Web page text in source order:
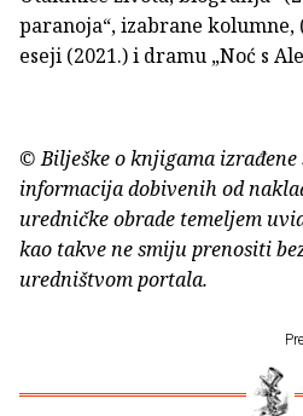
paranoja“, izabrane kolumne,
eseji (2021.) i dramu „Noć s
© Bilješke o knjigama izrađene
informacija dobivenih od
uredničke obrade temeljem
kao takve ne smiju prenositi
uredništvom portala.